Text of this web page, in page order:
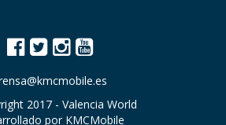
2017 - Valencia World
por KMCMobile